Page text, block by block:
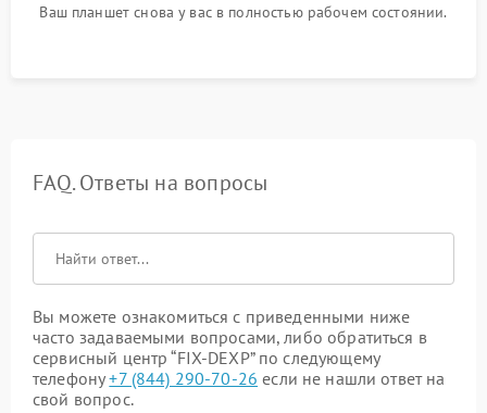
Ваш планшет снова у вас в полностью рабочем состоянии.
FAQ. Ответы на вопросы
Вы можете ознакомиться с приведенными ниже
часто задаваемыми вопросами, либо обратиться в
сервисный центр “FIX-DEXP” по следующему
телефону+7 (844) 290-70-26 если не нашли ответ на
свой вопрос.